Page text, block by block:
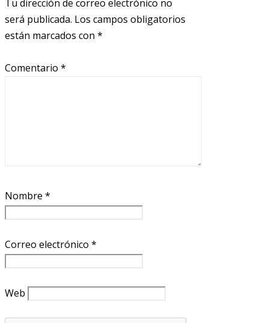
Tu dirección de correo electrónico no
será publicada. Los campos obligatorios
están marcados con *
Comentario *
Nombre *
Correo electrónico *
Web